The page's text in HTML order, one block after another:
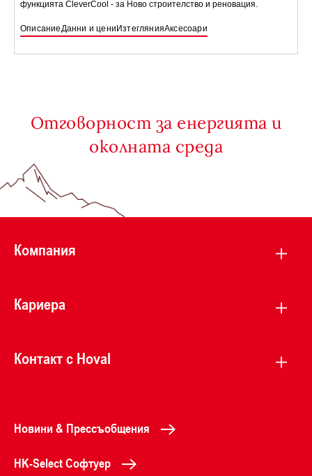
функцията CleverCool - за Ново строителство и реновация.
ОписаниеДанни и цени ИзтеглянияАксесоари
Отговорност за енергията и
околната среда
Компания
Кариера
Контакт с Hoval
Новини & Прессъобщения
HK-Select Софтуер